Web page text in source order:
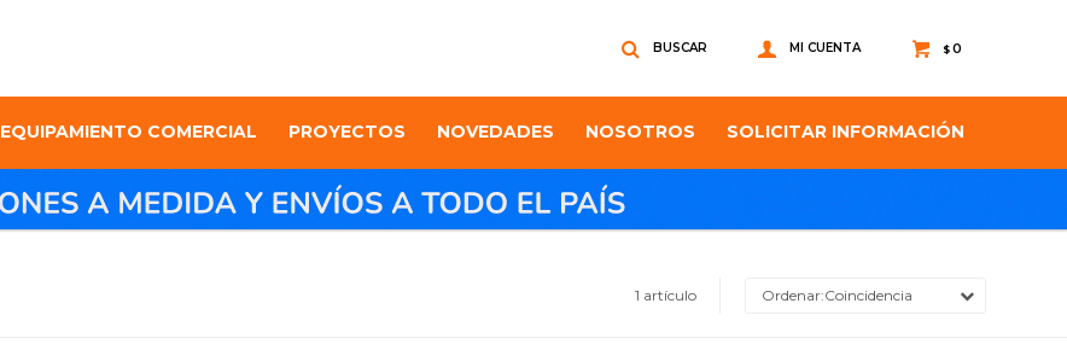
EQUIPAMIENTO COMERCIAL PROYECTOS NOVEDADES NOSOTROS SOLICITAR INFORMACIÓN
$0
1 artículo Coincidencia